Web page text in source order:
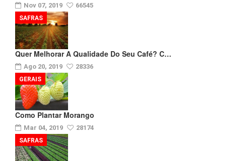
Nov 07, 2019 66545
Quer Melhorar A Qualidade Do Seu Café? C…
Ago 20, 2019 28336
SAFRAS
Como Plantar Morango
Mar 04, 2019 28174
GERAIS
SAFRAS